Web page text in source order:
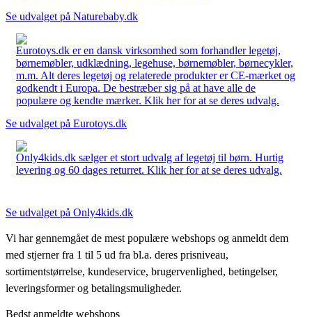
Se udvalget på Naturebaby.dk
Eurotoys.dk er en dansk virksomhed som forhandler legetøj,
børnemøbler, udklædning, legehuse, børnemøbler, børnecykler,
m.m. Alt deres legetøj og relaterede produkter er CE-mærket og
godkendt i Europa. De bestræber sig på at have alle de
populære og kendte mærker. Klik her for at se deres udvalg.
Se udvalget på Eurotoys.dk
Only4kids.dk sælger et stort udvalg af legetøj til børn. Hurtig
levering og 60 dages returret. Klik her for at se deres udvalg.
Se udvalget på Only4kids.dk
Vi har gennemgået de mest populære webshops og anmeldt dem
med stjerner fra 1 til 5 ud fra bl.a. deres prisniveau,
sortimentstørrelse, kundeservice, brugervenlighed, betingelser,
leveringsformer og betalingsmuligheder.
Bedst anmeldte webshops